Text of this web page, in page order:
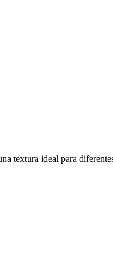
textura ideal para